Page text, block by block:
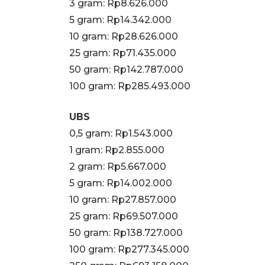
3 gram: Rp8.626.000
‎5 gram: Rp14.342.000
10 gram: Rp28.626.000
‎25 gram: Rp71.435.000
‎50 gram: Rp142.787.000
‎100 gram: Rp285.493.000
UBS
0,5 gram: Rp1.543.000
‎1 gram: Rp2.855.000
‎2 gram: Rp5.667.000
‎5 gram: Rp14.002.000
10 gram: Rp27.857.000
‎25 gram: Rp69.507.000
‎50 gram: Rp138.727.000
‎100 gram: Rp277.345.000